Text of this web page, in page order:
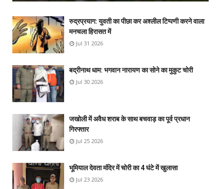
रुद्रप्रयाग: युवती का पीछा कर अश्लील टिप्पणी करने वाला
मनचला हिरासत में
Jul 31 2026
बद्रीनाथ धाम: भगवान नारायण का सोने का मुकुट चोरी
Jul 30 2026
जखोली में अवैध शराब के साथ बचवाड़ का पूर्व प्रधान
गिरफ्तार
Jul 25 2026
भूमियाल देवता मंदिर में चोरी का 4 घंटे में खुलासा
Jul 23 2026